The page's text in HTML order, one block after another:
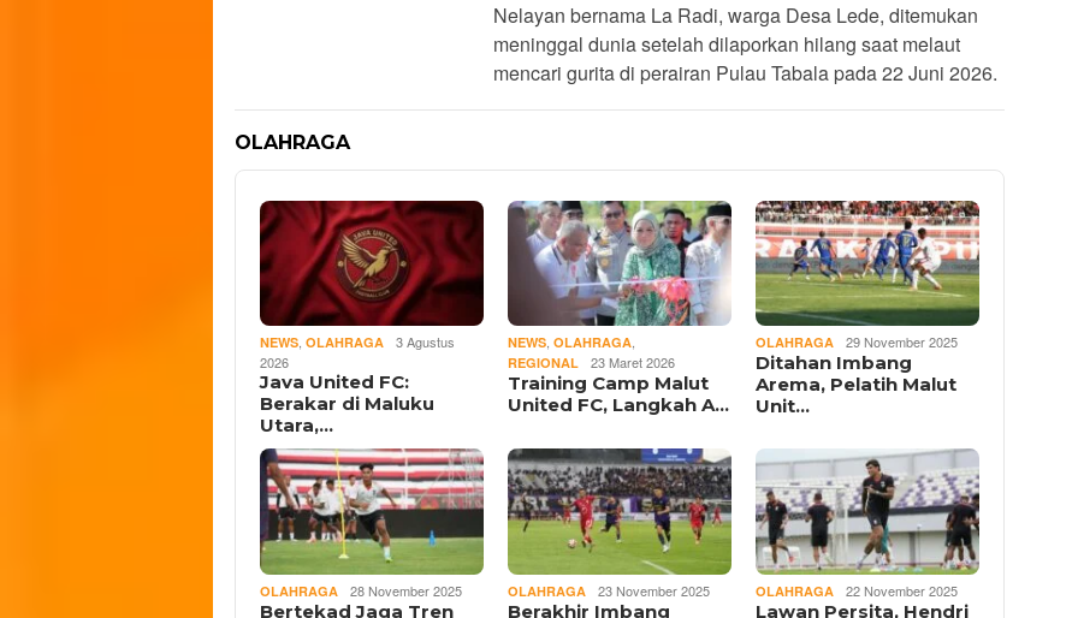
Nelayan bernama La Radi, warga Desa Lede, ditemukan
meninggal dunia setelah dilaporkan hilang saat melaut
mencari gurita di perairan Pulau Tabala pada 22 Juni 2026.
OLAHRAGA
NEWS, OLAHRAGA
3 Agustus
2026
Java United FC:
Berakar di Maluku
Utara,…
NEWS,OLAHRAGA,
REGIONAL 23 Maret 2026
Training Camp Malut
United FC, Langkah A…
OLAHRAGA 29 November 2025
Ditahan Imbang
Arema, Pelatih Malut
Unit…
OLAHRAGA 28 November 2025
Bertekad Jaga Tren
OLAHRAGA 23 November 2025
Berakhir Imbang
OLAHRAGA 22 November 2025
Lawan Persita, Hendri